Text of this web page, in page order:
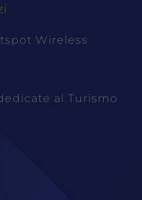
Wireless
al Turismo